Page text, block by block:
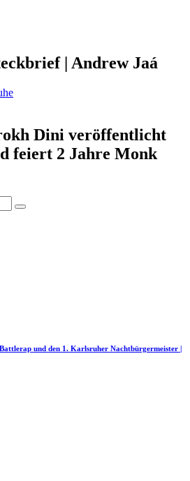
| Andrew Jaá
Dini veröffentlicht
feiert 2 Jahre Monk
und den 1. Karlsruher Nachtbürgermeister |